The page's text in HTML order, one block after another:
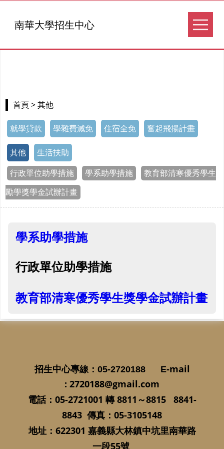
首頁 > 其他
就學貸款 學雜費減免 住宿全免 奮起飛揚計畫
其他 生活扶助
行政單位助學措施 學系助學措施 教育部清寒優秀學生
勵學獎學金試辦計畫
學系助學措施
行政單位助學措施
教育部清寒優秀學生獎學金試辦計畫
招生中心專線：05-2720188 E-mail
: 2720188@gmail.com
電話： 05-2721001 轉8811 ～8815 8841-
8843 傳真 ： 05-3105148
地址： 622301 嘉義縣大林鎮中坑里南華路
一段55號
南華大學招生中心